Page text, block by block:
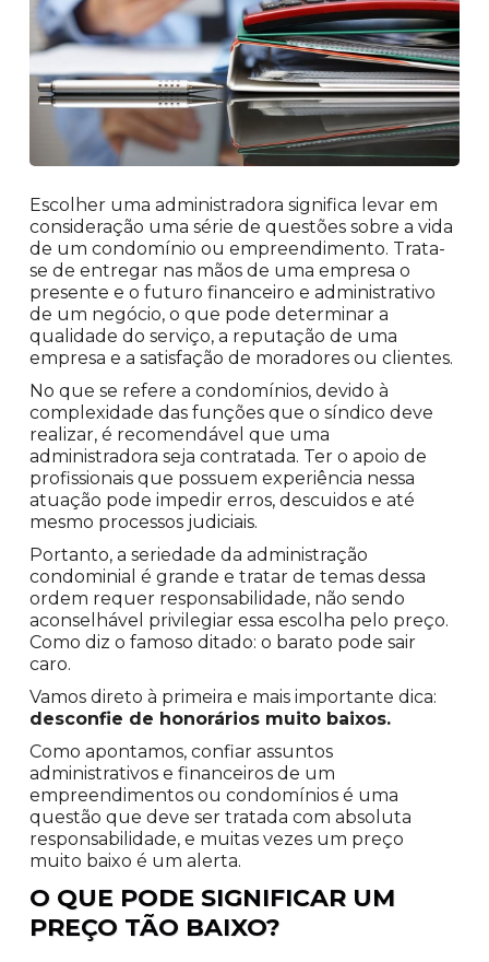
Escolher uma administradora significa levar em
consideração uma série de questões sobre a vida
de um condomínio ou empreendimento. Trata-
se de entregar nas mãos de uma empresa o
presente e o futuro financeiro e administrativo
de um negócio, o que pode determinar a
qualidade do serviço, a reputação de uma
empresa e a satisfação de moradores ou clientes.
No que se refere a condomínios, devido à
complexidade das funções que o síndico deve
realizar, é recomendável que uma
administradora seja contratada. Ter o apoio de
profissionais que possuem experiência nessa
atuação pode impedir erros, descuidos e até
mesmo processos judiciais.
Portanto, a seriedade da administração
condominial é grande e tratar de temas dessa
ordem requer responsabilidade, não sendo
aconselhável privilegiar essa escolha pelo preço.
Como diz o famoso ditado: o barato pode sair
caro.
Vamos direto à primeira e mais importante dica:
desconfie de honorários muito baixos.
Como apontamos, confiar assuntos
administrativos e financeiros de um
empreendimentos ou condomínios é uma
questão que deve ser tratada com absoluta
responsabilidade, e muitas vezes um preço
muito baixo é um alerta.
O QUE PODE SIGNIFICAR UM
PREÇO TÃO BAIXO?